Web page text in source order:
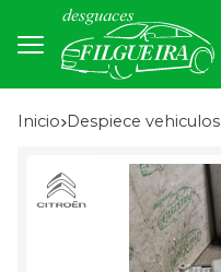
Inicio despiece vehiculos